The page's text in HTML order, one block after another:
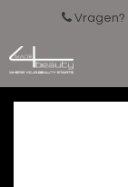
Vragen?